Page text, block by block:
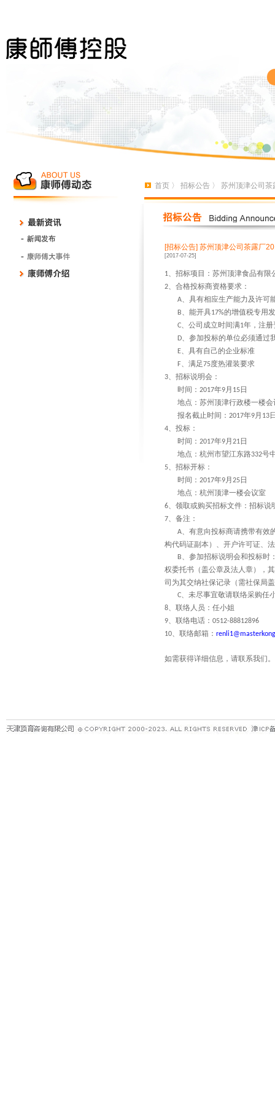
首页 〉 招标公告 〉 苏州顶津公司
[招标公告] 苏州顶津公司茶露厂
[2017-07-25]
1、招标项目：苏州顶津食品有限
2、合格投标商资格要求：
A、具有相应生产能力及许可
B、能开具17%的增值税专用
C、公司成立时间满1年，注册
D、参加投标的单位必须通过
E、具有自己的企业标准
F、满足75度热灌装要求
3、招标说明会：
时间： 2017年9月 15日
地点：苏州顶津行政楼一楼会
报名截止时间： 2017年9月 13
4、投标：
时间： 2017年9月 21日
地点：杭州市望江东路332号
5、招标开标：
时间： 2017年9月 25日
地点：杭州顶津一楼会议室
6、领取或购买招标文件：招标说
7、备注：
A、有意向投标商请携带有效
构代码证副本）、开户许可证、
B、参加招标说明会和投标时
权委托书（盖公章及法人章），
司为其交纳社保记录（需社保局
C、未尽事宜敬请联络采购任
8、联络人员：任小姐
9、联络电话： 0512-88812896
10、联络邮箱：
如需获得详细信息，请联系我们。